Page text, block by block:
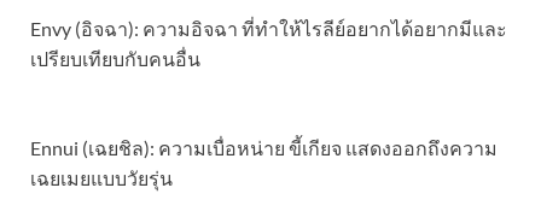
Envy (อิจฉา): ความอิจฉา ที่ทำให้ไรลีย์อยากได้อยากมีและ
เปรียบเทียบกับคนอื่น
Ennui (เฉยชิล): ความเบื่อหน่าย ขี้เกียจ แสดงออกถึงความ
เฉยเมยแบบวัยรุ่น